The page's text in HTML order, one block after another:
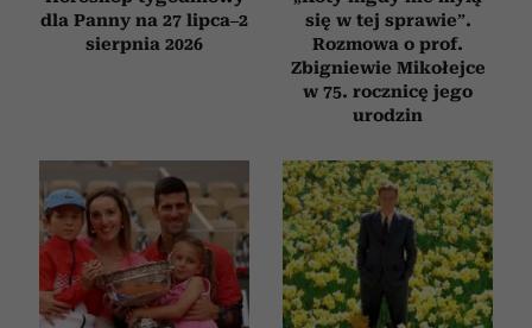
dla Panny na 27 lipca–2
sierpnia 2026
się w tej sprawie”.
Rozmowa o prof.
Zbigniewie Mikołejce
w 75. rocznicę jego
urodzin